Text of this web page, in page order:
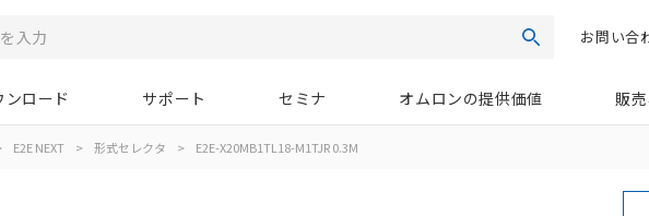
検索お問い合
ンロード サポート セミナ オムロンの提供価値 販
E2E NEXT > 形式セレクタ > E2E-X20MB1TL18-M1TJR 0.3M